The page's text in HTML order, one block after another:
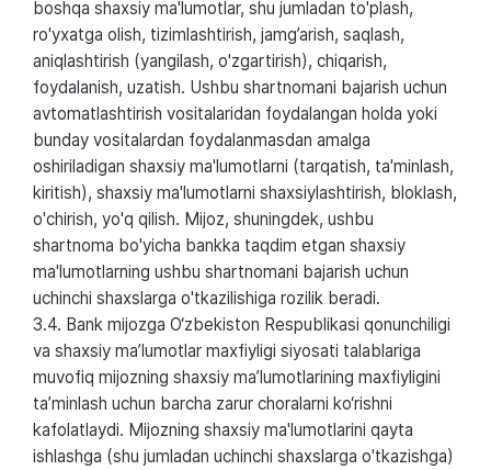
boshqa shaxsiy ma'lumotlar, shu jumladan to'plash,
ro'yxatga olish, tizimlashtirish, jamg’arish, saqlash,
aniqlashtirish (yangilash, o'zgartirish), chiqarish,
foydalanish, uzatish. Ushbu shartnomani bajarish uchun
avtomatlashtirish vositalaridan foydalangan holda yoki
bunday vositalardan foydalanmasdan amalga
oshiriladigan shaxsiy ma'lumotlarni (tarqatish, ta'minlash,
kiritish), shaxsiy ma'lumotlarni shaxsiylashtirish, bloklash,
o'chirish, yo'q qilish. Mijoz, shuningdek, ushbu
shartnoma bo'yicha bankka taqdim etgan shaxsiy
ma'lumotlarning ushbu shartnomani bajarish uchun
uchinchi shaxslarga o'tkazilishiga rozilik beradi.
3.4. Bank mijozga O‘zbekiston Respublikasi qonunchiligi
va shaxsiy ma’lumotlar maxfiyligi siyosati talablariga
muvofiq mijozning shaxsiy ma’lumotlarining maxfiyligini
ta’minlash uchun barcha zarur choralarni ko‘rishni
kafolatlaydi. Mijozning shaxsiy ma'lumotlarini qayta
ishlashga (shu jumladan uchinchi shaxslarga o'tkazishga)